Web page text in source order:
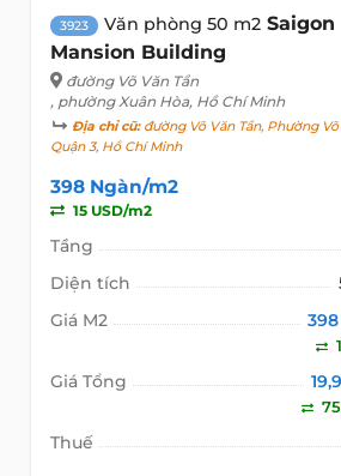
3923 Văn phòng 50 m2 Saigon
Mansion Building
đường Võ Văn Tần
, phường Xuân Hòa, Hồ Chí Minh
Địa chỉ cũ:đường Võ Văn Tần, Phường Võ
Quận 3, Hồ Chí Minh
398 Ngàn/m2
15 USD/m2
Tầng
Diện tích
Giá M2
Giá Tổng
Thuế